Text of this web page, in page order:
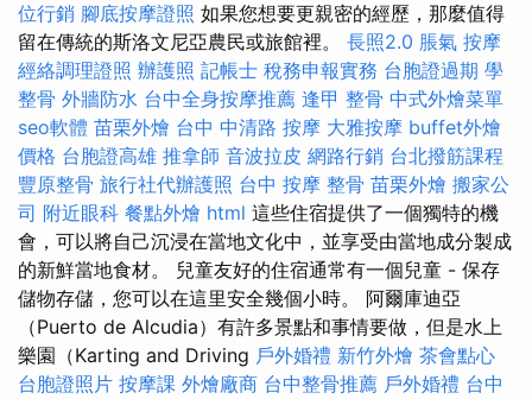
位行銷 腳底按摩證照 如果您想要更親密的經歷，那麼值得
留在傳統的斯洛文尼亞農民或旅館裡。 長照2.0 脹氣 按摩
經絡調理證照 辦護照 記帳士 稅務申報實務 台胞證過期 學
整骨 外牆防水 台中全身按摩推薦 逢甲 整骨 中式外燴菜單
seo軟體 苗栗外燴 台中 中清路 按摩 大雅按摩 buffet外燴
價格 台胞證高雄 推拿師 音波拉皮 網路行銷 台北撥筋課程
豐原整骨 旅行社代辦護照 台中 按摩 整骨 苗栗外燴 搬家公
司 附近眼科 餐點外燴 html 這些住宿提供了一個獨特的機
會，可以將自己沉浸在當地文化中，並享受由當地成分製成
的新鮮當地食材。 兒童友好的住宿通常有一個兒童 - 保存
儲物存儲，您可以在這里安全幾個小時。 阿爾庫迪亞
（Puerto de Alcudia）有許多景點和事情要做，但是水上
樂園（Karting and Driving 戶外婚禮 新竹外燴 茶會點心
台胞證照片 按摩課 外燴廠商 台中整骨推薦 戶外婚禮 台中